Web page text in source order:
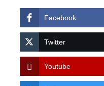
Facebook
Twitter
Youtube